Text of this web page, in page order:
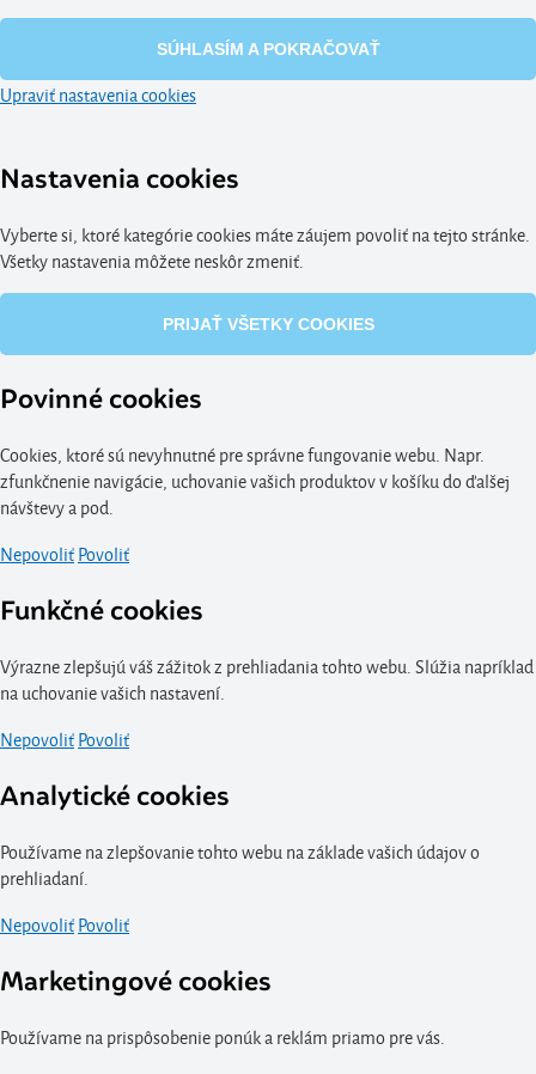
SÚHLASÍM A POKRAČOVAŤ
Upraviť nastavenia cookies
Nastavenia cookies
Vyberte si, ktoré kategórie cookies máte záujem povoliť na tejto stránke.
Všetky nastavenia môžete neskôr zmeniť.
PRIJAŤ VŠETKY COOKIES
Povinné cookies
Cookies, ktoré sú nevyhnutné pre správne fungovanie webu. Napr.
zfunkčnenie navigácie, uchovanie vašich produktov v košíku do ďalšej
návštevy a pod.
NepovoliťPovoliť
Funkčné cookies
Výrazne zlepšujú váš zážitok z prehliadania tohto webu. Slúžia napríklad
na uchovanie vašich nastavení.
NepovoliťPovoliť
Analytické cookies
Používame na zlepšovanie tohto webu na základe vašich údajov o
prehliadaní.
NepovoliťPovoliť
Marketingové cookies
Používame na prispôsobenie ponúk a reklám priamo pre vás.